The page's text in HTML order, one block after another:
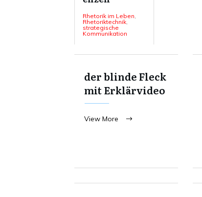
Rhetorik im Leben,
Rhetoriktechnik,
strategische
Kommunikation
der blinde Fleck
mit Erklärvideo
View More